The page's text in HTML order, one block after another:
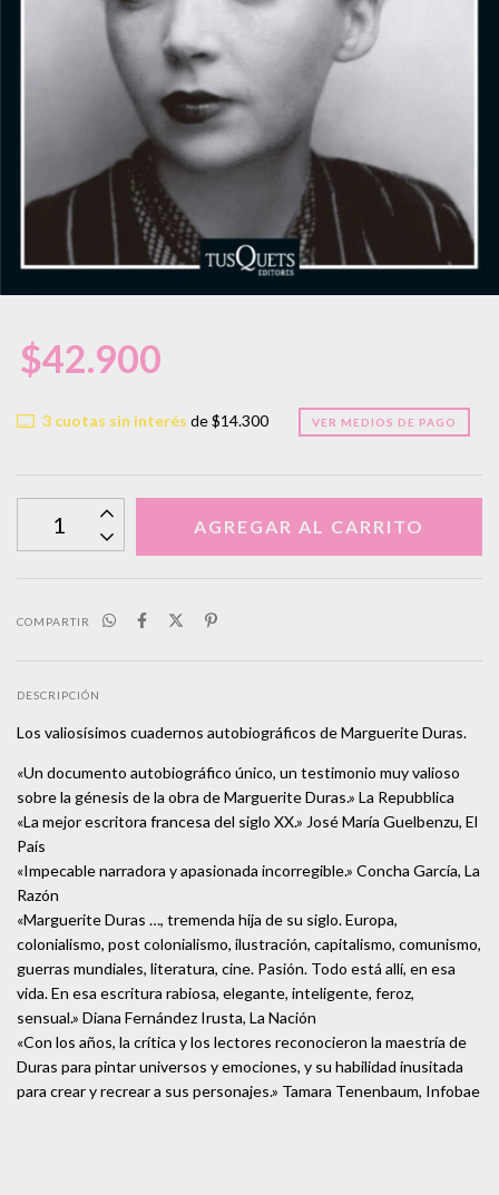
$42.900
3cuotas sin interés de$14.300 VER MEDIOS DE PAGO
COMPARTIR
DESCRIPCIÓN
Los valiosísimos cuadernos autobiográficos de Marguerite Duras.
«Un documento autobiográfico único, un testimonio muy valioso
sobre la génesis de la obra de Marguerite Duras.» La Repubblica
«La mejor escritora francesa del siglo XX.» José María Guelbenzu, El
País
«Impecable narradora y apasionada incorregible.» Concha García, La
Razón
«Marguerite Duras …, tremenda hija de su siglo. Europa,
colonialismo, post colonialismo, ilustración, capitalismo, comunismo,
guerras mundiales, literatura, cine. Pasión. Todo está allí, en esa
vida. En esa escritura rabiosa, elegante, inteligente, feroz,
sensual.» Diana Fernández Irusta, La Nación
«Con los años, la crítica y los lectores reconocieron la maestría de
Duras para pintar universos y emociones, y su habilidad inusitada
para crear y recrear a sus personajes.» Tamara Tenenbaum, Infobae